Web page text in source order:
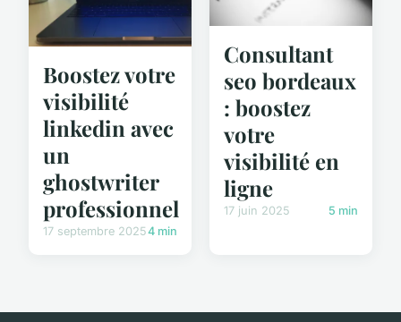
Boostez votre
visibilité
linkedin avec
un
ghostwriter
professionnel
17 septembre 20254 min
Consultant
seo bordeaux
: boostez
votre
visibilité en
ligne
17 juin 2025 5 min